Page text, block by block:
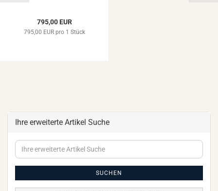
795,00 EUR
795,00 EUR pro 1 Stück
Ihre erweiterte Artikel Suche
Ihre
erweiterte
SUCHEN